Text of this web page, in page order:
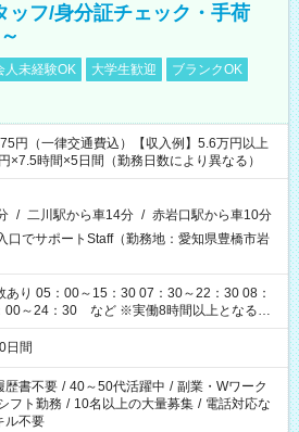
ッフ/身分証チェック・手荷
人未経験OK 大学生歓迎
ブランクOK
円（一律交通費込）【収入例】5.6万円以上
時間×5日間（勤務日数により異なる）
/ 二川駅から車14分 / 赤岩口駅から車10分
口でサポートStaff（勤務地：愛知県豊橋市岩
あり 05：00～15：30 07：30～22：30 08：
00～24：30 など ※実働8時間以上となる勤
めな休憩があります。
日間
歴書不要 / 40～50代活躍中 / 副業・Wワーク
フト勤務 / 10名以上の大量募集 / 電話対応な
ル不要